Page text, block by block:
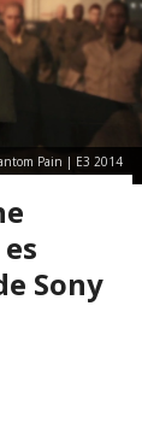
Pain | E3 2014
Sony